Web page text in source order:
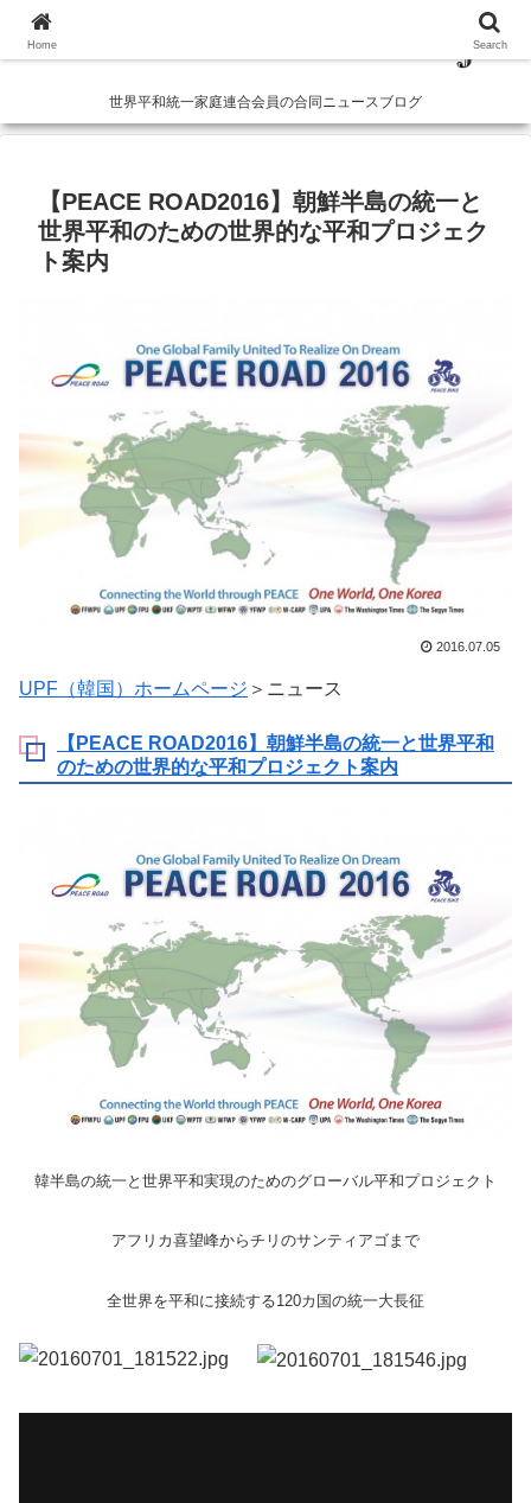
世界平和統一家庭連合会員の合同ニュースブログ
【PEACE ROAD2016】朝鮮半島の統一と
世界平和のための世界的な平和プロジェク
ト案内
2016.07.05
UPF（韓国）ホームページ ＞ニュース
【PEACE ROAD2016】朝鮮半島の統一と世界平和
のための世界的な平和プロジェクト案内
韓半島の統一と世界平和実現のためのグローバル平和プロジェクト
アフリカ喜望峰からチリのサンティアゴまで
全世界を平和に接続する120カ国の統一大長征
Home Search